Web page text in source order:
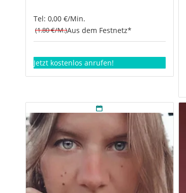
Tel: 0,00 €/Min.
(1.80 €/M.)Aus dem Festnetz*
Jetzt kostenlos anrufen!